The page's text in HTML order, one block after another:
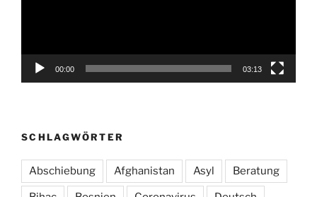
00:00 03:13
SCHLAGWÖRTER
Abschiebung Afghanistan Asyl Beratung